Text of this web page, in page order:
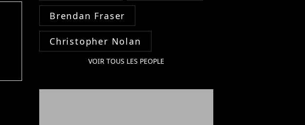
Brendan Fraser
Christopher Nolan
VOIR TOUS LES PEOPLE